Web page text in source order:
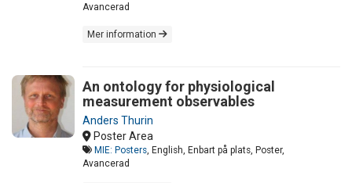
Avancerad
Mer information
An ontology for physiological
measurement observables
Anders Thurin
Poster Area
MIE: Posters , English, Enbart på plats, Poster,
Avancerad